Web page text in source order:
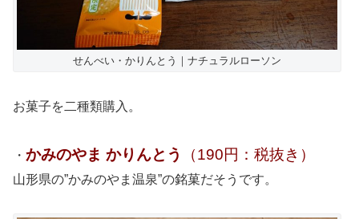
せんべい・かりんとう｜ナチュラルローソン
お菓子を二種類購入。
・ かみのやま かりんとう （190円：税抜き）
山形県の”かみのやま温泉”の銘菓だそうです。